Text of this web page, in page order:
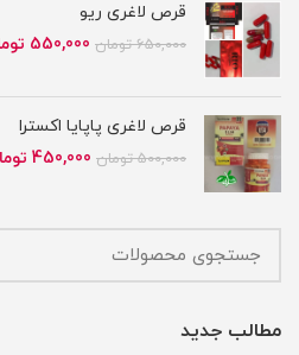
قرص لاغری ریو
650,000 تومان قیمت
550,000
قرص لاغری پاپایا اکسترا
500,000 تومان قیمت
بود.
450,000
مطالب جدید